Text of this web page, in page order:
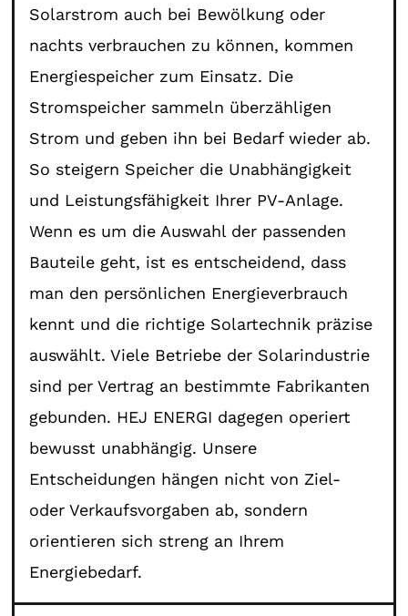
Solarstrom auch bei Bewölkung oder
nachts verbrauchen zu können, kommen
Energiespeicher zum Einsatz. Die
Stromspeicher sammeln überzähligen
Strom und geben ihn bei Bedarf wieder ab.
So steigern Speicher die Unabhängigkeit
und Leistungsfähigkeit Ihrer PV-Anlage.
Wenn es um die Auswahl der passenden
Bauteile geht, ist es entscheidend, dass
man den persönlichen Energieverbrauch
kennt und die richtige Solartechnik präzise
auswählt. Viele Betriebe der Solarindustrie
sind per Vertrag an bestimmte Fabrikanten
gebunden. HEJ ENERGI dagegen operiert
bewusst unabhängig. Unsere
Entscheidungen hängen nicht von Ziel-
oder Verkaufsvorgaben ab, sondern
orientieren sich streng an Ihrem
Energiebedarf.